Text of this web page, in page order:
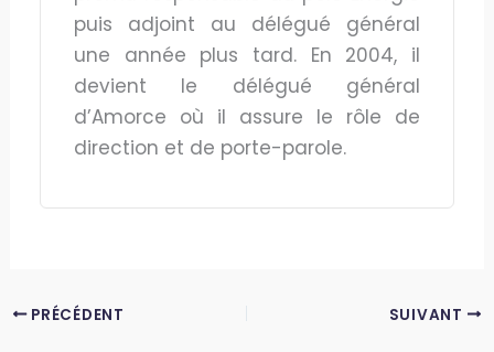
puis adjoint au délégué général
une année plus tard. En 2004, il
devient le délégué général
d’Amorce où il assure le rôle de
direction et de porte-parole.
PRÉCÉDENT SUIVANT